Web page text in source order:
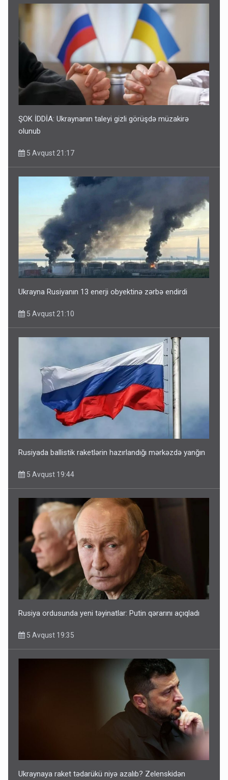
ŞOK İDDİA: Ukraynanın taleyi gizli görüşdə müzakirə
olunub
5 Avqust 21:17
Ukrayna Rusiyanın 13 enerji obyektinə zərbə endirdi
5 Avqust 21:10
Rusiyada ballistik raketlərin hazırlandığı mərkəzdə yanğın
5 Avqust 19:44
Rusiya ordusunda yeni təyinatlar: Putin qərarını açıqladı
5 Avqust 19:35
Ukraynaya raket tədarükü niyə azalıb? Zelenskidən